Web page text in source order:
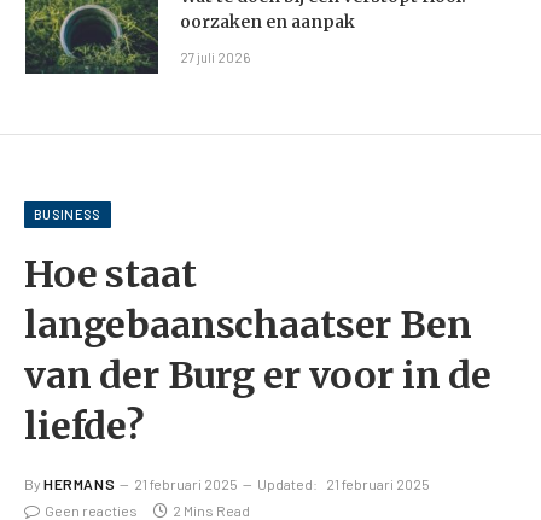
oorzaken en aanpak
27 juli 2026
BUSINESS
Hoe staat
langebaanschaatser Ben
van der Burg er voor in de
liefde?
By HERMANS 21 februari 2025 Updated:
21 februari 2025
Geen reacties
2 Mins Read